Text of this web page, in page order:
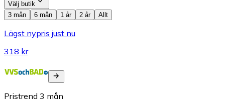
Välj butik
3 mån
6 mån 1 år 2 år Allt
Lägst nypris just nu
318 kr
Pristrend 3 mån